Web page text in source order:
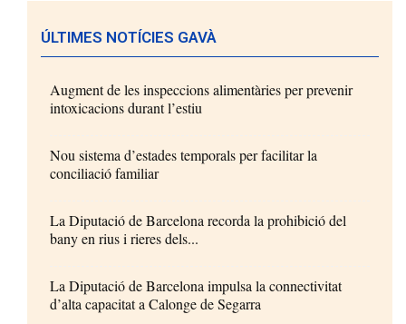
ÚLTIMES NOTÍCIES GAVÀ
Augment de les inspeccions alimentàries per prevenir
intoxicacions durant l’estiu
Nou sistema d’estades temporals per facilitar la
conciliació familiar
La Diputació de Barcelona recorda la prohibició del
bany en rius i rieres dels...
La Diputació de Barcelona impulsa la connectivitat
d’alta capacitat a Calonge de Segarra